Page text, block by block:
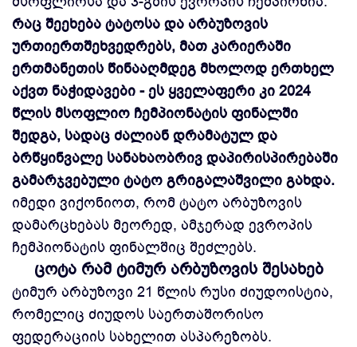
რაც შეეხება ტატოსა და არბუზოვის
ურთიერთშეხვედრებს, მათ კარიერაში
ერთმანეთის წინააღმდეგ მხოლოდ ერთხელ
აქვთ ნაჭიდავები - ეს ყველაფერი კი 2024
წლის მსოფლიო ჩემპიონატის ფინალში
შედგა, სადაც ძალიან დრამატულ და
ბრწყინვალე სანახაობრივ დაპირისპირებაში
გამარჯვებული ტატო გრიგალაშვილი გახდა.
იმედი ვიქონიოთ, რომ ტატო არბუზოვის
დამარცხებას მეორედ, ამჯერად ევროპის
ჩემპიონატის ფინალშიც შეძლებს.
ცოტა რამ ტიმურ არბუზოვის შესახებ
ტიმურ არბუზოვი 21 წლის რუსი ძიუდოისტია,
რომელიც ძიუდოს საერთაშორისო
ფედერაციის სახელით ასპარეზობს.